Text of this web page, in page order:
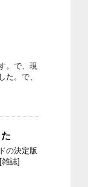
。で、現
。で、
の決定版
誌]